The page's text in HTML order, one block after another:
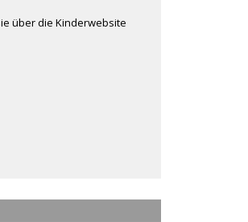
über die Kinderwebsite